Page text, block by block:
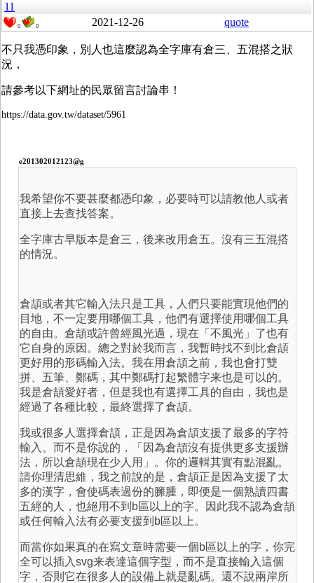
11
0 0 2021-12-26 quote
不只我憑印象，別人也這麼認為全字庫有倉三、五混搭之狀
況，
請參考以下網址的民眾留言討論串！
https://data.gov.tw/dataset/5961
e201302012123@g
我希望你不要甚麼都憑印象，必要時可以請教他人或者
直接上去查找答案。
全字庫古早版本是倉三，後来改用倉五。沒有三五混搭
的情況。
倉頡或者其它輸入法只是工具，人們只要能實現他們的
目地，不一定要用哪個工具，他們有選擇使用哪個工具
的自由。倉頡或許曾經風光過，現在「不風光」了也有
它自身的原因。總之對於我而言，我暫時找不到比倉頡
更好用的形碼輸入法。我在用倉頡之前，我也會打雙
拼、五筆、鄭碼，其中鄭碼打起繁體字来也是可以的。
我是倉頡愛好者，但是我也有選擇工具的自由，我也是
經過了各種比較，最終選擇了倉頡。
我或很多人選擇倉頡，正是因為倉頡支援了最多的字符
輸入。而不是你說的，「因為倉頡沒有提供更多支援辦
法，所以倉頡現在少人用」。你的邏輯其實有點混亂。
請你理清思維，我之前說的是，倉頡正是因為支援了太
多的漢字，會使碼表過份的臃腫，即便是一個熟讀四書
五經的人，也絕用不到b區以上的字。因此我不認為倉頡
或任何輸入法有必要支援到b區以上。
而當你如果真的在寫文章時需要一個b區以上的字，你完
全可以插入svg来表達這個字型，而不是直接輸入這個
字，否則它在很多人的設備上就是亂碼。還不說兩岸所